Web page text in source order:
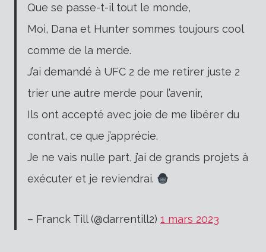
Que se passe-t-il tout le monde,
Moi, Dana et Hunter sommes toujours cool
comme de la merde.
J’ai demandé à UFC 2 de me retirer juste 2
trier une autre merde pour l’avenir,
Ils ont accepté avec joie de me libérer du
contrat, ce que j’apprécie.
Je ne vais nulle part, j’ai de grands projets à
exécuter et je reviendrai.
– Franck Till (@darrentill2) 1 mars 2023